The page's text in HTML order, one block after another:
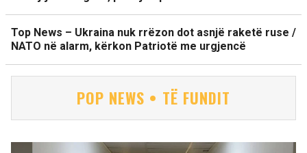
Top News – Ukraina nuk rrëzon dot asnjë raketë ruse /
NATO në alarm, kërkon Patriotë me urgjencë
POP NEWS • TË FUNDIT